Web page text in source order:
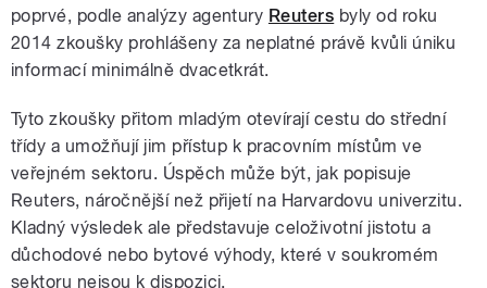
poprvé, podle analýzy agentury Reuters byly od roku
2014 zkoušky prohlášeny za neplatné právě kvůli úniku
informací minimálně dvacetkrát.
Tyto zkoušky přitom mladým otevírají cestu do střední
třídy a umožňují jim přístup k pracovním místům ve
veřejném sektoru. Úspěch může být, jak popisuje
Reuters, náročnější než přijetí na Harvardovu univerzitu.
Kladný výsledek ale představuje celoživotní jistotu a
důchodové nebo bytové výhody, které v soukromém
sektoru nejsou k dispozici.